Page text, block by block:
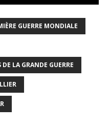
GUERRE MONDIALE
LA GRANDE GUERRE